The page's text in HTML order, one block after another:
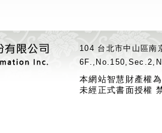
104 台北市中山區
本網站智慧財產權
未經正式書面授權